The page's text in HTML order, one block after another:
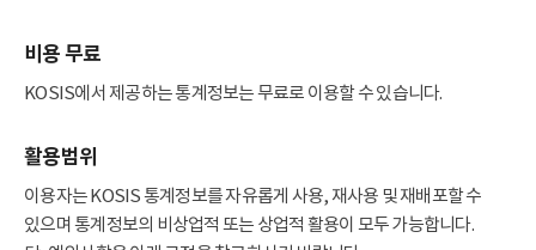
비용 무료
KOSIS에서 제공하는 통계정보는 무료로 이용할 수 있습니다.
활용범위
이용자는 KOSIS 통계정보를 자유롭게 사용, 재사용 및 재배포할 수
있으며 통계정보의 비상업적 또는 상업적 활용이 모두 가능합니다.